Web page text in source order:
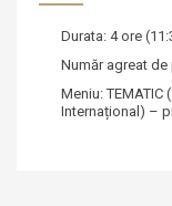
Durata: 4 ore
Număr agreat de
Meniu: TEMATIC
Internațional) –